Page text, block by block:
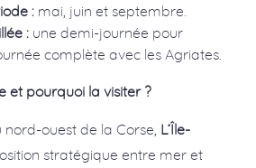
:mai, juin et septembre.
:une demi-journée pour
complète avec les Agriates.
et pourquoi la visiter ?
nord-ouest de la Corse, L’Île-
stratégique entre mer et